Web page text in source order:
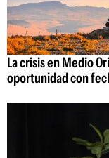
La crisis en Medio
oportunidad con